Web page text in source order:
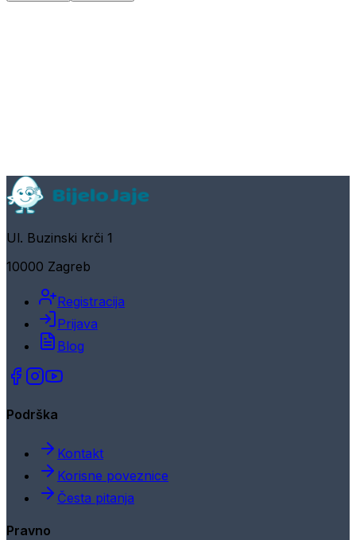
Ul. Buzinski krči 1
10000 Zagreb
Registracija
Prijava
Blog
Podrška
Kontakt
Korisne poveznice
Česta pitanja
Pravno